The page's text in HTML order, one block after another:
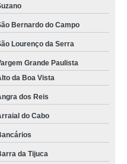
Domingos
Bernardo do Campo
Lourenço da Serra
Grande Paulista
da Boa Vista
dos Reis
do Cabo
da Tijuca